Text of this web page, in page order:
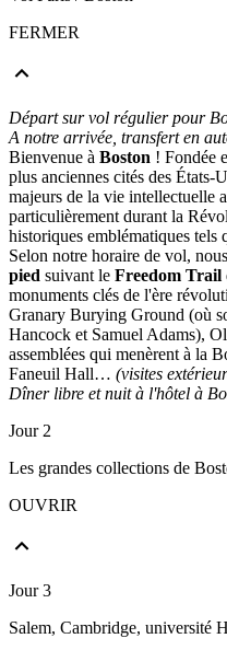
FERMER
Départ sur vol régulier pour
A notre arrivée, transfert en
Bienvenue à Boston ! Fondée
plus anciennes cités des États-
majeurs de la vie intellectuelle
particulièrement durant la
historiques emblématiques tels
Selon notre horaire de vol,
pied suivant le Freedom Trail
monuments clés de l'ère
Granary Burying Ground (où
Hancock et Samuel Adams),
assemblées qui menèrent à la
Faneuil Hall… (visites
Dîner libre et nuit à l'hôtel à
Jour 2
Les grandes collections de
OUVRIR
Jour 3
Salem, Cambridge, université